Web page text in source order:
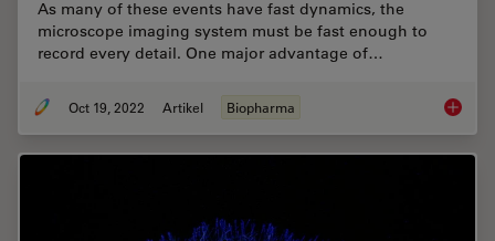
As many of these events have fast dynamics, the
microscope imaging system must be fast enough to
record every detail. One major advantage of…
Oct 19, 2022 Artikel Biopharma How to